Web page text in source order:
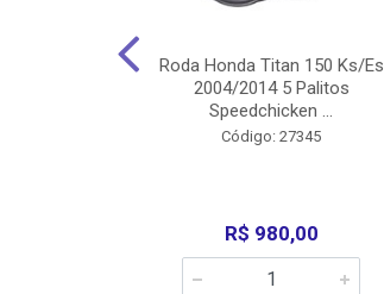
Roda Honda Titan 150 Ks/Es
2004/2014 5 Palitos
Speedchicken ...
Código: 27345
R$ 980,00